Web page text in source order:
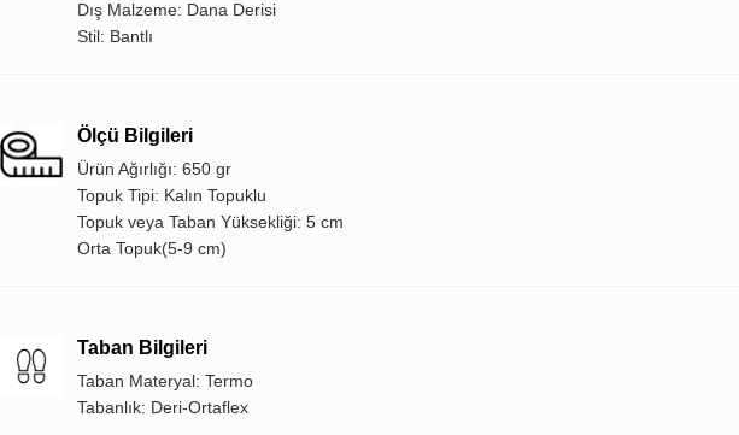
Dış Malzeme: Dana Derisi
Stil: Bantlı
Ölçü Bilgileri
Ürün Ağırlığı: 650 gr
Topuk Tipi: Kalın Topuklu
Topuk veya Taban Yüksekliği: 5 cm
Orta Topuk(5-9 cm)
Taban Bilgileri
Taban Materyal: Termo
Tabanlık: Deri-Ortaflex